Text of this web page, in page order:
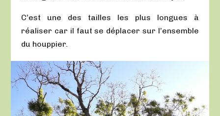
C’est une des tailles les plus longues à
réaliser car il faut se déplacer sur l’ensemble
du houppier.